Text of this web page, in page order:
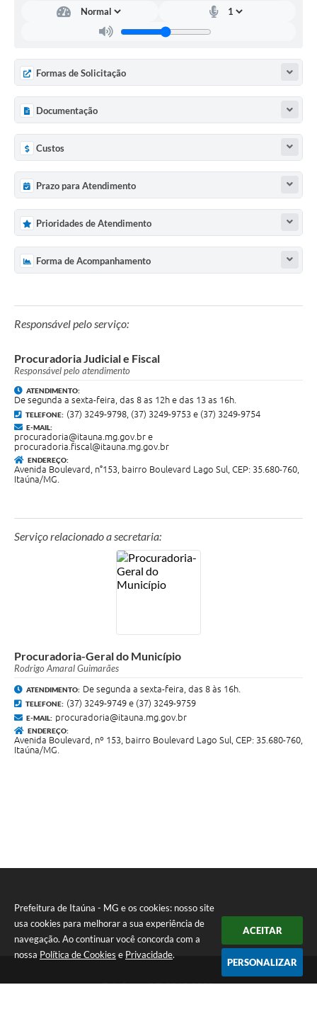
Prefeitura de Itaúna - MG e os cookies: nosso site
usa cookies para melhorar a sua experiência de
navegação. Ao continuar você concorda com a
nossa Política de Cookies e Privacidade.
ACEITAR
PERSONALIZAR
Formas de Solicitação
Documentação
Custos
Prazo para Atendimento
Prioridades de Atendimento
Forma de Acompanhamento
Responsável pelo serviço:
Procuradoria Judicial e Fiscal
Responsável pelo atendimento
ATENDIMENTO:
De segunda a sexta-feira, das 8 as 12h e das 13 as 16h.
TELEFONE: (37) 3249-9798, (37) 3249-9753 e (37) 3249-9754
E-MAIL:
procuradoria@itauna.mg.gov.br e
procuradoria.fiscal@itauna.mg.gov.br
ENDEREÇO:
Avenida Boulevard, n°153, bairro Boulevard Lago Sul, CEP: 35.680-760,
Itaúna/MG.
Serviço relacionado a secretaria:
Procuradoria-Geral do Município
Rodrigo Amaral Guimarães
ATENDIMENTO: De segunda a sexta-feira, das 8 às 16h.
TELEFONE: (37) 3249-9749 e (37) 3249-9759
E-MAIL: procuradoria@itauna.mg.gov.br
ENDEREÇO:
Avenida Boulevard, nº 153, bairro Boulevard Lago Sul, CEP: 35.680-760,
Itaúna/MG.
Telefone: (37) 3249-9500